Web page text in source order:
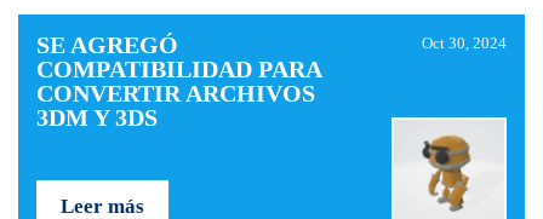
SE AGREGÓ
COMPATIBILIDAD PARA
CONVERTIR ARCHIVOS
3DM Y 3DS
Oct 30, 2024
Leer más